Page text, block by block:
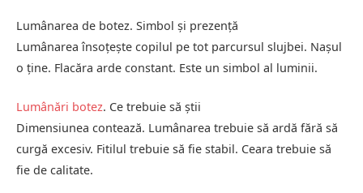
Lumânarea de botez. Simbol și prezență
Lumânarea însoțește copilul pe tot parcursul slujbei. Nașul
o ține. Flacăra arde constant. Este un simbol al luminii.
Lumânări botez. Ce trebuie să știi
Dimensiunea contează. Lumânarea trebuie să ardă fără să
curgă excesiv. Fitilul trebuie să fie stabil. Ceara trebuie să
fie de calitate.